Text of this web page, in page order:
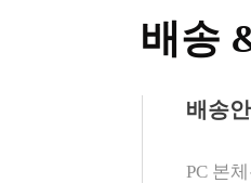
배송
PC 본
배송